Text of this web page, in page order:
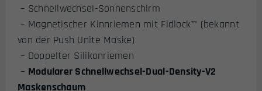
– Schnellwechsel-Sonnenschirm
– Magnetischer Kinnriemen mit Fidlock™ (bekannt
von der Push Unite Maske)
– Doppelter Silikonriemen
– Modularer Schnellwechsel-Dual-Density-V2
Maskenschaum